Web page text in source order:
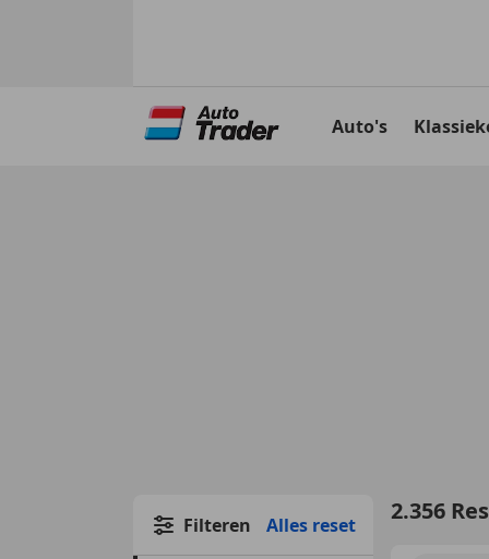
Auto's
Filteren Alles reset 2.356